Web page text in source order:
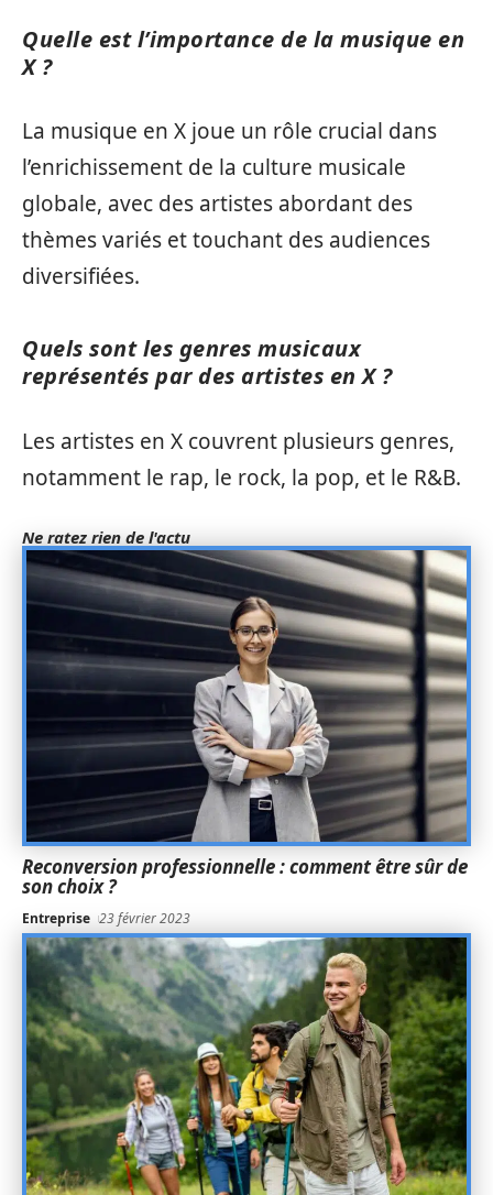
Quelle est l’importance de la musique en
X ?
La musique en X joue un rôle crucial dans
l’enrichissement de la culture musicale
globale, avec des artistes abordant des
thèmes variés et touchant des audiences
diversifiées.
Quels sont les genres musicaux
représentés par des artistes en X ?
Les artistes en X couvrent plusieurs genres,
notamment le rap, le rock, la pop, et le R&B.
Ne ratez rien de l'actu
Reconversion professionnelle : comment être sûr de
son choix ?
Entreprise 23 février 2023